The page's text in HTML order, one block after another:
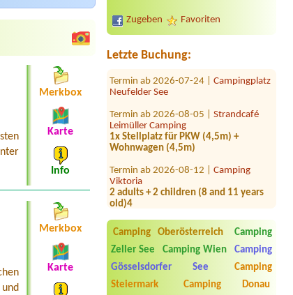
Zugeben Favoriten
Letzte Buchung:
Termin ab 2026-08-02 |
Leimüller Camping
1 Platz für VW Bus
Neufelder See
Leimüller Camping
1x Stellplatz für PKW (4,5m) +
Wohnwagen (4,5m)
Viktoria
2 adults + 2 children (8 and 11 years
old)4
Temel
1x Platz für Mini Cooper und 2-Mann-
ZeltEinfacher, kleiner Stellplatz. Ideal
wäre am See.
Termin ab 2026-07-19 |Strandcafé
Camping Oberösterreich
Camping
Zeller See
Camping Wien
Camping
Gösselsdorfer See
Camping
Steiermark
Camping Donau
Merkbox
Karte
Info
Merkbox
Karte